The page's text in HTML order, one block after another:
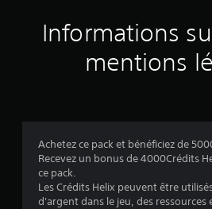
Informations
mentions
Achetez ce pack et bénéficiez de
Recevez un bonus de 4000Crédits
ce pack.
Les Crédits Helix peuvent être
d'argent dans le jeu, des ressources